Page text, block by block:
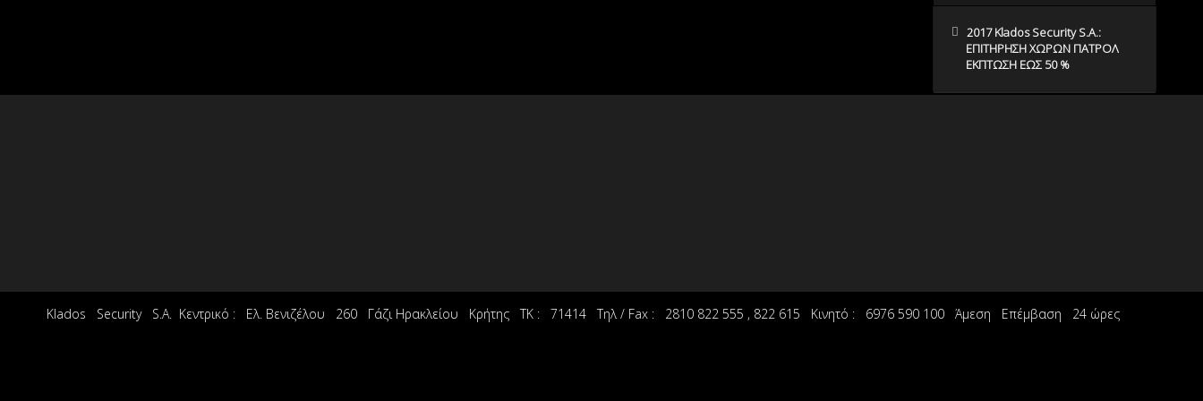
2017 Klados Security S.A.:
ΕΠΙΤΗΡΗΣΗ ΧΩΡΩΝ ΠΑΤΡΟΛ
ΕΚΠΤΩΣΗ ΕΩΣ 50 %
Klados Security S.A. Κεντρικό : Ελ. Βενιζέλου 260 Γάζι Ηρακλείου Κρήτης ΤΚ : 71414 Τηλ / Fax : 2810 822 555 , 822 615 Κινητό : 6976 590 100 Άμεση Επέμβαση 24 ώρες